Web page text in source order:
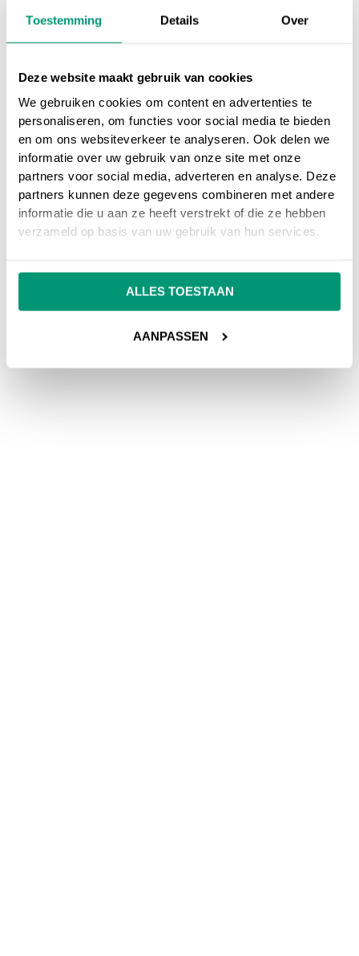
Toestemming Details Over
Deze website maakt gebruik van cookies
We gebruiken cookies om content en advertenties te
personaliseren, om functies voor social media te bieden
en om ons websiteverkeer te analyseren. Ook delen we
informatie over uw gebruik van onze site met onze
partners voor social media, adverteren en analyse. Deze
partners kunnen deze gegevens combineren met andere
informatie die u aan ze heeft verstrekt of die ze hebben
verzameld op basis van uw gebruik van hun services.
ALLES TOESTAAN
AANPASSEN